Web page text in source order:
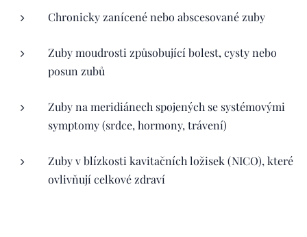
Chronicky zanícené nebo abscesované zuby
Zuby moudrosti způsobující bolest, cysty nebo
posun zubů
Zuby na meridiánech spojených se systémovými
symptomy (srdce, hormony, trávení)
Zuby v blízkosti kavitačních ložisek (NICO), které
ovlivňují celkové zdraví